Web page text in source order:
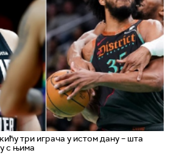
три играча у истом дану – шта
с њима